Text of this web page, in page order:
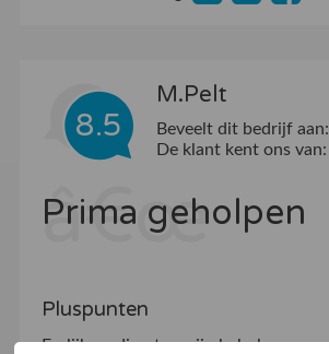
8.5
M.Pelt
Beveelt dit bedrijf aan:
De klant kent ons van:
Prima geholpen
Pluspunten
Eerlijk en direct en zijn behulpzaam.